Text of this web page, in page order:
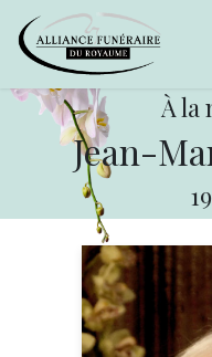
À la
Jean-